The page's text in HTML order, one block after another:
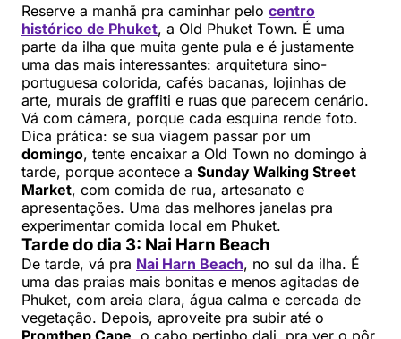
Reserve a manhã pra caminhar pelo centro
histórico de Phuket, a Old Phuket Town. É uma
parte da ilha que muita gente pula e é justamente
uma das mais interessantes: arquitetura sino-
portuguesa colorida, cafés bacanas, lojinhas de
arte, murais de graffiti e ruas que parecem cenário.
Vá com câmera, porque cada esquina rende foto.
Dica prática: se sua viagem passar por um
domingo, tente encaixar a Old Town no domingo à
tarde, porque acontece a Sunday Walking Street
Market, com comida de rua, artesanato e
apresentações. Uma das melhores janelas pra
experimentar comida local em Phuket.
Tarde do dia 3: Nai Harn Beach
De tarde, vá pra Nai Harn Beach, no sul da ilha. É
uma das praias mais bonitas e menos agitadas de
Phuket, com areia clara, água calma e cercada de
vegetação. Depois, aproveite pra subir até o
Promthep Cape, o cabo pertinho dali, pra ver o pôr